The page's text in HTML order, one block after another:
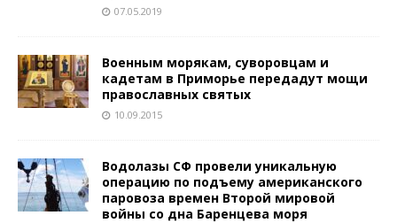
07.05.2019
Военным морякам, суворовцам и
кадетам в Приморье передадут мощи
православных святых
10.09.2015
Водолазы СФ провели уникальную
операцию по подъему американского
паровоза времен Второй мировой
войны со дна Баренцева моря